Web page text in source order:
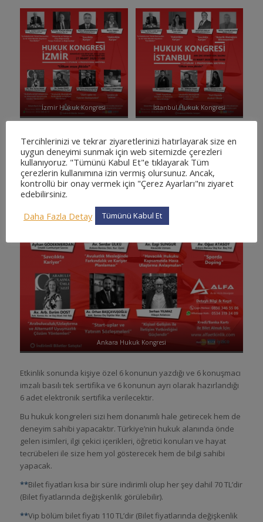
İzmir Hukuk Kongresi İstanbul Hukuk Kongresi
Ankara Hukuk Kongresi
Etkinlik sonunda kişiye özel 6 konunun yazdığı ve 6 konuşmacı
imzalı basılı tek sertifika ve 6 konunun ayrı olarak hazırlandığı
6 adet elektronik sertifika verilecektir.
Bu hukuk kongreleri sizi hem donanımlı hale getirecek hem de
deneyim sahibi yapacaktır. Türkiye’nin hukuk alanında önde
gelen isimleri, ilgi çekici içerikleri, öğretici konuları ve hayat
tecrübeleri ile size hem yol gösterecek hem de bilgi sahibi
yapacak.
**Bilet fiyatları kısa bir süre indirimli olup her şey dahil 70 TL’dir
(Bilet fiyatlarında değişkenlik görülebilir).
**Vip bölüm bilet fiyatı 110 TL’dir (Bilet fiyatlarında değişkenlik
Tercihlerinizi ve tekrar ziyaretlerinizi hatırlayarak size en
uygun deneyimi sunmak için web sitemizde çerezleri
kullanıyoruz. "Tümünü Kabul Et"e tıklayarak Tüm
çerezlerin kullanımına izin vermiş olursunuz. Ancak,
kontrollü bir onay vermek için "Çerez Ayarları"nı ziyaret
edebilirsiniz.
Daha Fazla Detay
Tümünü Kabul Et